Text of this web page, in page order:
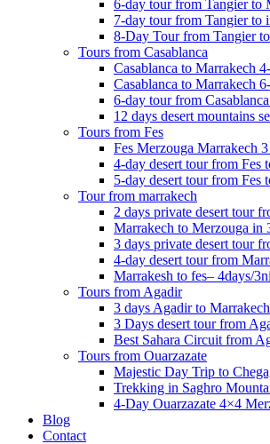
6-day tour from Tangier to
7-day tour from Tangier to
8-Day Tour from Tangier
Tours from Casablanca
Casablanca to Marrakech
Casablanca to Marrakech
6-day tour from
12 days desert mountains
Tours from Fes
Fes Merzouga Marrakech
4-day desert tour from Fes
5-day desert tour from Fes
Tour from marrakech
2 days private desert tour
Marrakech to Merzouga in
3 days private desert tour
4-day desert tour from
Marrakesh to fes– 4days/
Tours from Agadir
3 days Agadir to
3 Days desert tour from
Best Sahara Circuit from
Tours from Ouarzazate
Majestic Day Trip to
Trekking in Saghro
4-Day Ouarzazate 4×4
Blog
Contact